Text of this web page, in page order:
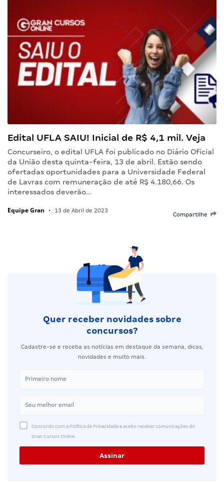
Edital UFLA SAIU! Inicial de R$ 4,1 mil. Veja
Concurseiro, o edital UFLA foi publicado no Diário Oficial
da União desta quinta-feira, 13 de abril. Estão sendo
ofertadas oportunidades para a Universidade Federal
de Lavras com remuneração de até R$ 4.180,66. Os
interessados deverão…
Equipe Gran • 13 de Abril de 2023
Compartilhe
Quer receber novidades sobre
concursos?
Cadastre-se e receba as notícias em destaque da semana, dicas,
novidades e muito mais.
Concordo com a Política de Privacidade e aceito receber comunicações do
Gran Cursos Online.